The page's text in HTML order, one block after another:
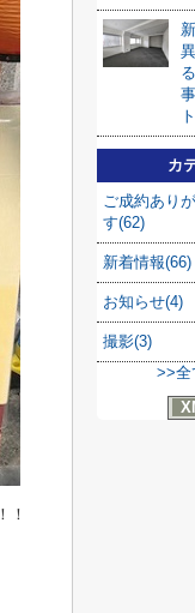
！
カ
ご成約あり
す(62)
新着情報(66)
お知らせ(4)
撮影(3)
>>全